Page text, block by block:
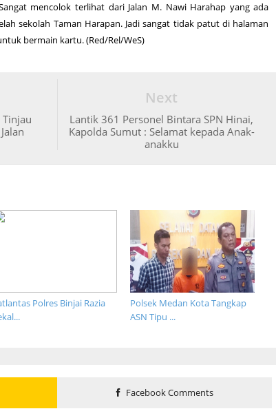
mencolok terlihat dari Jalan M. Nawi Harahap yang ada
sekolah Taman Harapan. Jadi sangat tidak patut di halaman
bermain kartu. (Red/Rel/WeS)
Next
Lantik 361 Personel Bintara SPN Hinai,
Kapolda Sumut : Selamat kepada Anak-
anakku
Polsek Medan Kota Tangkap
ASN Tipu ...
Polres Binjai Razia
Facebook Comments